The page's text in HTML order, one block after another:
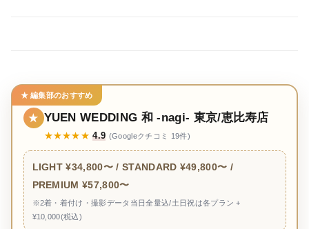
★ 編集部のおすすめ
★ YUEN WEDDING 和 -nagi- 東京/恵比寿店
★★★★★4.9 (Googleクチコミ 19件)
LIGHT ¥34,800〜 / STANDARD ¥49,800〜 /
PREMIUM ¥57,800〜
※2着・着付け・撮影データ当日全量込/土日祝は各プラン +
¥10,000(税込)